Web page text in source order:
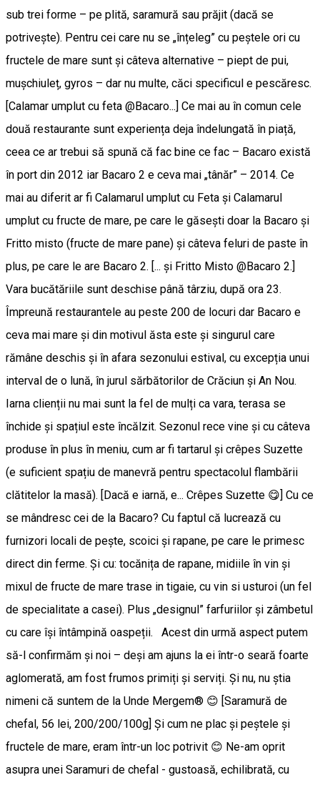
sub trei forme – pe plită, saramură sau prăjit (dacă se
potrivește). Pentru cei care nu se „înțeleg” cu peștele ori cu
fructele de mare sunt și câteva alternative – piept de pui,
mușchiuleț, gyros – dar nu multe, căci specificul e pescăresc.
[Calamar umplut cu feta @Bacaro...] Ce mai au în comun cele
două restaurante sunt experiența deja îndelungată în piață,
ceea ce ar trebui să spună că fac bine ce fac – Bacaro există
în port din 2012 iar Bacaro 2 e ceva mai „tânăr” – 2014. Ce
mai au diferit ar fi Calamarul umplut cu Feta și Calamarul
umplut cu fructe de mare, pe care le găsești doar la Bacaro și
Fritto misto (fructe de mare pane) și câteva feluri de paste în
plus, pe care le are Bacaro 2. [... și Fritto Misto @Bacaro 2.]
Vara bucătăriile sunt deschise până târziu, după ora 23.
Împreună restaurantele au peste 200 de locuri dar Bacaro e
ceva mai mare și din motivul ăsta este și singurul care
rămâne deschis și în afara sezonului estival, cu excepția unui
interval de o lună, în jurul sărbătorilor de Crăciun și An Nou.
Iarna clienții nu mai sunt la fel de mulți ca vara, terasa se
închide și spațiul este încălzit. Sezonul rece vine și cu câteva
produse în plus în meniu, cum ar fi tartarul și crêpes Suzette
(e suficient spațiu de manevră pentru spectacolul flambării
clătitelor la masă). [Dacă e iarnă, e... Crêpes Suzette 😋] Cu ce
se mândresc cei de la Bacaro? Cu faptul că lucrează cu
furnizori locali de pește, scoici și rapane, pe care le primesc
direct din ferme. Și cu: tocănița de rapane, midiile în vin și
mixul de fructe de mare trase in tigaie, cu vin si usturoi (un fel
de specialitate a casei). Plus „designul” farfuriilor și zâmbetul
cu care își întâmpină oaspeții. Acest din urmă aspect putem
să-l confirmăm și noi – deși am ajuns la ei într-o seară foarte
aglomerată, am fost frumos primiți și serviți. Și nu, nu știa
nimeni că suntem de la Unde Mergem® 😊 [Saramură de
chefal, 56 lei, 200/200/100g] Și cum ne plac și peștele și
fructele de mare, eram într-un loc potrivit 😊 Ne-am oprit
asupra unei Saramuri de chefal - gustoasă, echilibrată, cu